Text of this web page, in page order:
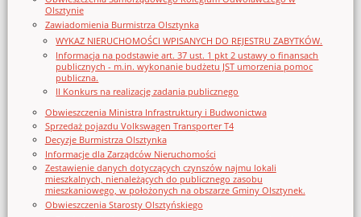
Olsztynie
Zawiadomienia Burmistrza Olsztynka
WYKAZ NIERUCHOMOŚCI WPISANYCH DO REJESTRU ZABYTKÓW.
Informacja na podstawie art. 37 ust. 1 pkt 2 ustawy o finansach
publicznych - m.in. wykonanie budżetu JST umorzenia pomoc
publiczna.
II Konkurs na realizację zadania publicznego
Obwieszczenia Ministra Infrastruktury i Budwonictwa
Sprzedaż pojazdu Volkswagen Transporter T4
Decyzje Burmistrza Olsztynka
Informacje dla Zarządców Nieruchomości
Zestawienie danych dotyczących czynszów najmu lokali
mieszkalnych, nienależących do publicznego zasobu
mieszkaniowego, w położonych na obszarze Gminy Olsztynek.
Obwieszczenia Starosty Olsztyńskiego